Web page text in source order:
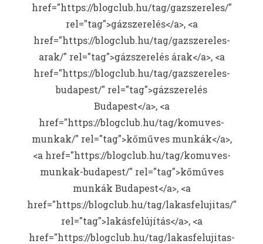
href="https://blogclub.hu/tag/gazszereles/"
rel="tag">gázszerelés</a>, <a
href="https://blogclub.hu/tag/gazszereles-
arak/" rel="tag">gázszerelés árak</a>, <a
href="https://blogclub.hu/tag/gazszereles-
budapest/" rel="tag">gázszerelés
Budapest</a>, <a
href="https://blogclub.hu/tag/komuves-
munkak/" rel="tag">kőműves munkák</a>,
<a href="https://blogclub.hu/tag/komuves-
munkak-budapest/" rel="tag">kőműves
munkák Budapest</a>, <a
href="https://blogclub.hu/tag/lakasfelujitas/"
rel="tag">lakásfelújítás</a>, <a
href="https://blogclub.hu/tag/lakasfelujitas-